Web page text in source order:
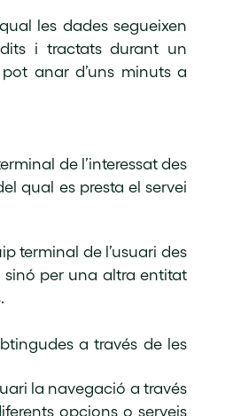
les dades segueixen
i tractats durant un
anar d’uns minuts a
de l’interessat des
qual es presta el servei
terminal de l’usuari des
sinó per una altra entitat
a través de les
la navegació a través
opcions o serveis